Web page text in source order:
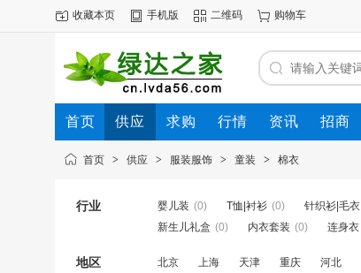
收藏本页 手机版 二维码 购物车
首页 供应 求购 行情 资讯 招商
首页 > 供应 > 服装服饰 > 童装 > 棉衣
行业 婴儿装 (0) T恤|衬衫 (0) 针织衫|毛衣
新生儿礼盒 (0) 内衣套装 (0) 连身衣
地区 北京 上海 天津 重庆 河北